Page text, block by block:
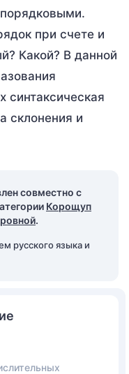
при счете и
Какой? В данной
синтаксическая
склонения и
совместно с
Корощуп
.
русского языка и